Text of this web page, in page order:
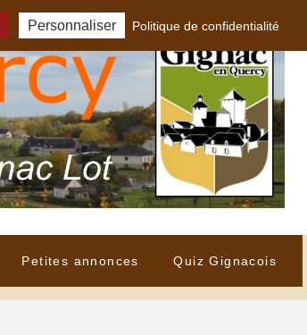
Petites annonces Quiz Gignacois
Personnaliser Politique de confidentialité